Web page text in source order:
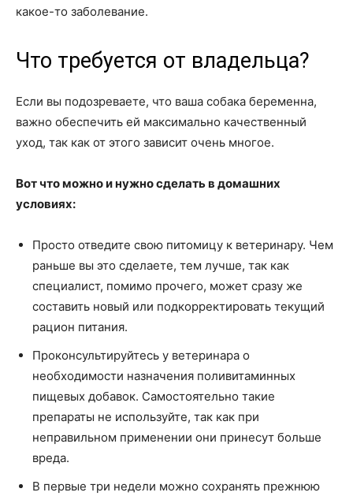
какое-то заболевание.
Что требуется от владельца?
Если вы подозреваете, что ваша собака беременна,
важно обеспечить ей максимально качественный
уход, так как от этого зависит очень многое.
Вот что можно и нужно сделать в домашних
условиях:
Просто отведите свою питомицу к ветеринару. Чем
раньше вы это сделаете, тем лучше, так как
специалист, помимо прочего, может сразу же
составить новый или подкорректировать текущий
рацион питания.
Проконсультируйтесь у ветеринара о
необходимости назначения поливитаминных
пищевых добавок. Самостоятельно такие
препараты не используйте, так как при
неправильном применении они принесут больше
вреда.
В первые три недели можно сохранять прежнюю